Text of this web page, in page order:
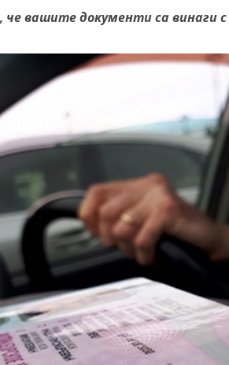
че вашите документи са винаги с